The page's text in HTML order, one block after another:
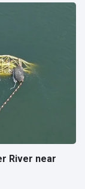
River near